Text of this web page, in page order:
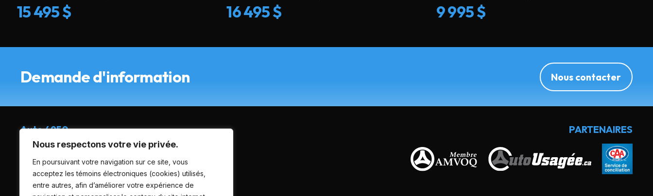
Nous respectons votre vie privée.
En poursuivant votre navigation sur ce site, vous
acceptez les témoins électroniques (cookies) utilisés,
entre autres, afin d’améliorer votre expérience de
15 495 $ 16 495 $ 9 995 $
Demande d'information Nous contacter
Auto 4950
4975 boul. industriel, Montréal-nord (Québec), H1G 6N8
(514) 495-0444
PARTENAIRES